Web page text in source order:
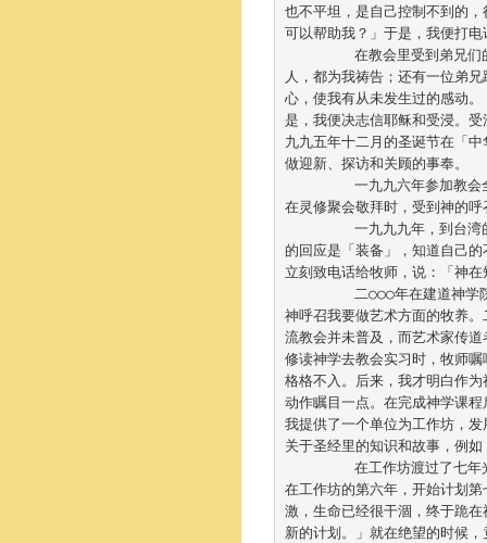
也不平坦，是自己控制不到的，
可以帮助我？」于是，我便打
在教会里受到弟兄
人，都为我祷告；还有一位弟兄
是，我便决志信耶稣和受浸。
九九五年十二月的圣诞节在「
做迎新、探访和关顾的事奉。
一九九六年参加教
在灵修聚会敬拜时，受到神的
一九九九年，到台
的回应是「装备」，知道自己的
立刻致电话给牧师，说：「神在
二○○○年在建道神学
神呼召我要做艺术方面的牧养
流教会并未普及，而艺术家传道
修读神学去教会实习时，牧师
格格不入。 后来，我才明白作
动作瞩目一点。在完成神学课
我提供了一个单位为工作坊，发
关于圣经里的知识和故事，例
在工作坊渡过了七
在工作坊的第六年，开始计划第
激，生命已经很干涸，终于跪在
新的计划。」就在绝望的时候，